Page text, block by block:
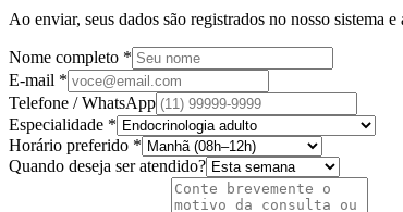
Ao enviar, seus dados são registrados no nosso
Nome completo *
E-mail *
Telefone / WhatsApp
Especialidade *
Horário preferido *
Quando deseja ser atendido?